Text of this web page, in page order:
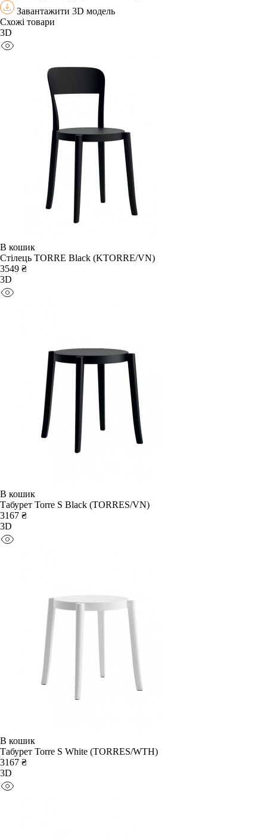
Завантажити 3D модель
Схожі товари
3D
В кошик
Стілець TORRE Black (KTORRE/VN)
3549 ₴
3D
В кошик
Табурет Torre S Black (TORRES/VN)
3167 ₴
3D
В кошик
Табурет Torre S White (TORRES/WTH)
3167 ₴
3D